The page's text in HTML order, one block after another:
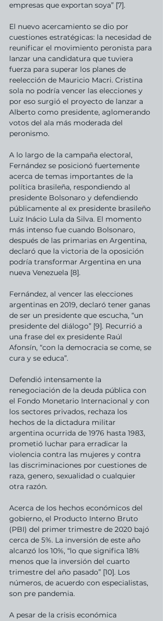
empresas que exportan soya” [7].
El nuevo acercamiento se dio por
cuestiones estratégicas: la necesidad de
reunificar el movimiento peronista para
lanzar una candidatura que tuviera
fuerza para superar los planes de
reelección de Mauricio Macri. Cristina
sola no podría vencer las elecciones y
por eso surgió el proyecto de lanzar a
Alberto como presidente, aglomerando
votos del ala más moderada del
peronismo.
A lo largo de la campaña electoral,
Fernández se posicionó fuertemente
acerca de temas importantes de la
política brasileña, respondiendo al
presidente Bolsonaro y defendiendo
públicamente al ex presidente brasileño
Luiz Inácio Lula da Silva. El momento
más intenso fue cuando Bolsonaro,
después de las primarias en Argentina,
declaró que la victoria de la oposición
podría transformar Argentina en una
nueva Venezuela [8].
Fernández, al vencer las elecciones
argentinas en 2019, declaró tener ganas
de ser un presidente que escucha, “un
presidente del diálogo” [9]. Recurrió a
una frase del ex presidente Raúl
Afonsín, “con la democracia se come, se
cura y se educa”.
Defendió intensamente la
renegociación de la deuda pública con
el Fondo Monetario Internacional y con
los sectores privados, rechaza los
hechos de la dictadura militar
argentina ocurrida de 1976 hasta 1983,
prometió luchar para erradicar la
violencia contra las mujeres y contra
las discriminaciones por cuestiones de
raza, genero, sexualidad o cualquier
otra razón.
Acerca de los hechos económicos del
gobierno, el Producto Interno Bruto
(PBI) del primer trimestre de 2020 bajó
cerca de 5%. La inversión de este año
alcanzó los 10%, “lo que significa 18%
menos que la inversión del cuarto
trimestre del año pasado” [10]. Los
números, de acuerdo con especialistas,
son pre pandemia.
A pesar de la crisis económica